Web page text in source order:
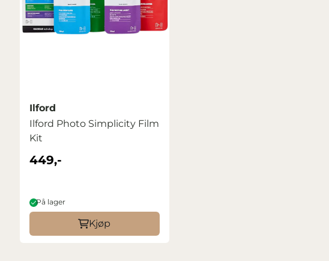
Ilford
Ilford Photo Simplicity Film
Kit
449,-
På lager
Kjøp